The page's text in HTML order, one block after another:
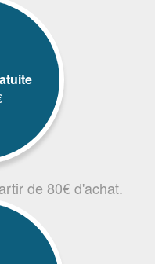
de 80€ d'achat.